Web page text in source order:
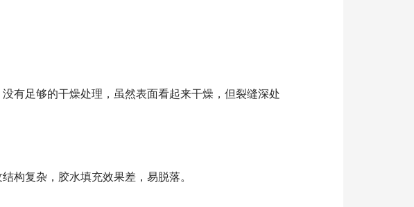
有足够的干燥处理，虽然表面看起来干燥，但裂缝深处
构复杂，胶水填充效果差，易脱落。